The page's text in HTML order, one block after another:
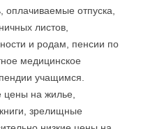
оплачиваемые отпуска,
листов,
и родам, пенсии по
медицинское
учащимся.
цены на жилье,
зрелищные